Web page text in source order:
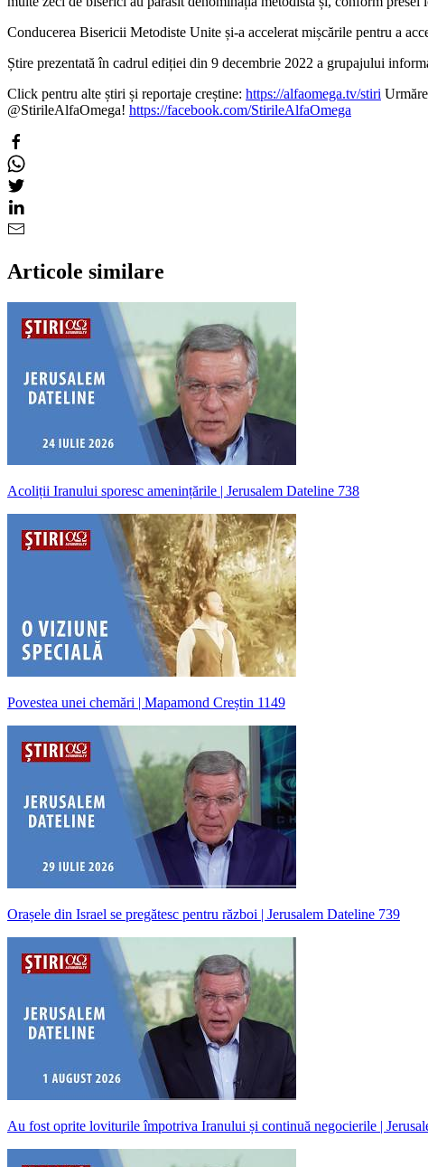
Conducerea Bisericii Metodiste Unite și-a accelerat mișcările pentru a
Știre prezentată în cadrul ediției din 9 decembrie 2022 a grupajului
Click pentru alte știri și reportaje creștine: https://alfaomega.tv/stiri
@StirileAlfaOmega! https://facebook.com/StirileAlfaOmega
Articole similare
Acoliții Iranului sporesc amenințările | Jerusalem Dateline 738
Povestea unei chemări | Mapamond Creștin 1149
Orașele din Israel se pregătesc pentru război | Jerusalem Dateline 739
Au fost oprite loviturile împotriva Iranului și continuă negocierile |